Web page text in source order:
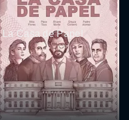
La Casa de Papel